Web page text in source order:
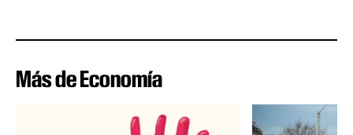
Más de Economía